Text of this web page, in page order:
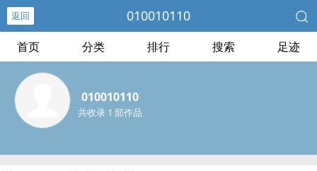
返回 010010110
首页 分类 排行 搜索 足迹
010010110
共收录 1 部作品